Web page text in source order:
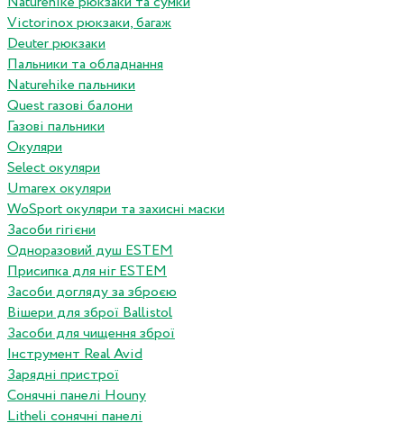
Victorinox рюкзаки, багаж
Deuter рюкзаки
Пальники та обладнання
Naturehike пальники
Quest газові балони
Газові пальники
Окуляри
Select окуляри
Umarex окуляри
WoSport окуляри та захисні маски
Засоби гігієни
Одноразовий душ ESTEM
Присипка для ніг ESTEM
Засоби догляду за зброєю
Вішери для зброї Ballistol
Засоби для чищення зброї
Інструмент Real Avid
Зарядні пристрої
Сонячні панелі Houny
Litheli сонячні панелі